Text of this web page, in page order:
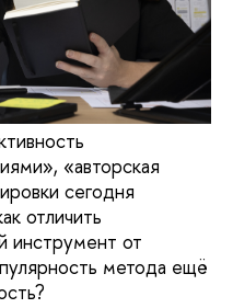
«авторская
сегодня
отличить
инструмент от
метода ещё